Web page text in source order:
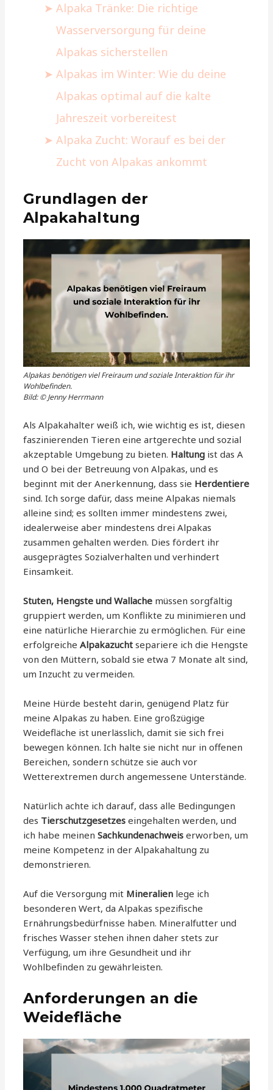
Alpaka Tränke: Die richtige
Wasserversorgung für deine
Alpakas sicherstellen
Alpakas im Winter: Wie du deine
Alpakas optimal auf die kalte
Jahreszeit vorbereitest
Alpaka Zucht: Worauf es bei der
Zucht von Alpakas ankommt
Grundlagen der
Alpakahaltung
Alpakas benötigen viel Freiraum und soziale Interaktion für ihr
Wohlbefinden.
Bild: © Jenny Herrmann
Als Alpakahalter weiß ich, wie wichtig es ist, diesen
faszinierenden Tieren eine artgerechte und sozial
akzeptable Umgebung zu bieten. Haltung ist das A
und O bei der Betreuung von Alpakas, und es
beginnt mit der Anerkennung, dass sie Herdentiere
sind. Ich sorge dafür, dass meine Alpakas niemals
alleine sind; es sollten immer mindestens zwei,
idealerweise aber mindestens drei Alpakas
zusammen gehalten werden. Dies fördert ihr
ausgeprägtes Sozialverhalten und verhindert
Einsamkeit.
Stuten, Hengste und Wallache müssen sorgfältig
gruppiert werden, um Konflikte zu minimieren und
eine natürliche Hierarchie zu ermöglichen. Für eine
erfolgreicheAlpakazucht separiere ich die Hengste
von den Müttern, sobald sie etwa 7 Monate alt sind,
um Inzucht zu vermeiden.
Meine Hürde besteht darin, genügend Platz für
meine Alpakas zu haben. Eine großzügige
Weidefläche ist unerlässlich, damit sie sich frei
bewegen können. Ich halte sie nicht nur in offenen
Bereichen, sondern schütze sie auch vor
Wetterextremen durch angemessene Unterstände.
Natürlich achte ich darauf, dass alle Bedingungen
des Tierschutzgesetzes eingehalten werden, und
ich habe meinenSachkundenachweis erworben, um
meine Kompetenz in der Alpakahaltung zu
demonstrieren.
Auf die Versorgung mit Mineralien lege ich
besonderen Wert, da Alpakas spezifische
Ernährungsbedürfnisse haben. Mineralfutter und
frisches Wasser stehen ihnen daher stets zur
Verfügung, um ihre Gesundheit und ihr
Wohlbefinden zu gewährleisten.
Anforderungen an die
Weidefläche